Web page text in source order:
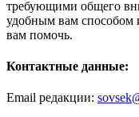
требующими общего
удобным вам способом
вам помочь.
Контактные данные:
Email редакции: